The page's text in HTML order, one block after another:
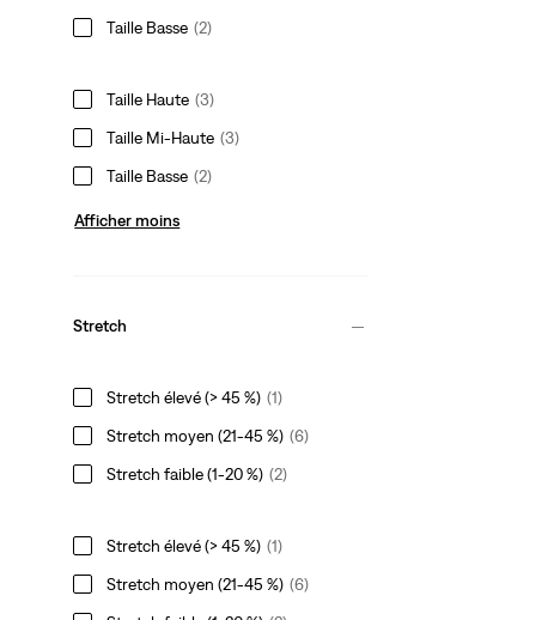
Taille Basse (2)
Taille Haute (3)
Taille Mi-Haute (3)
Taille Basse (2)
Afficher moins
Stretch
Stretch élevé (> 45 %) (1)
Stretch moyen (21-45 %) (6)
Stretch faible (1-20 %) (2)
Stretch élevé (> 45 %) (1)
Stretch moyen (21-45 %) (6)